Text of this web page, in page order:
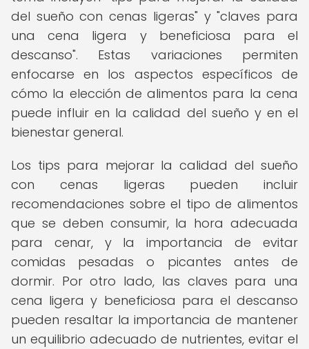
del sueño con cenas ligeras" y "claves para
una cena ligera y beneficiosa para el
descanso". Estas variaciones permiten
enfocarse en los aspectos específicos de
cómo la elección de alimentos para la cena
puede influir en la calidad del sueño y en el
bienestar general.
Los tips para mejorar la calidad del sueño
con cenas ligeras pueden incluir
recomendaciones sobre el tipo de alimentos
que se deben consumir, la hora adecuada
para cenar, y la importancia de evitar
comidas pesadas o picantes antes de
dormir. Por otro lado, las claves para una
cena ligera y beneficiosa para el descanso
pueden resaltar la importancia de mantener
un equilibrio adecuado de nutrientes, evitar el